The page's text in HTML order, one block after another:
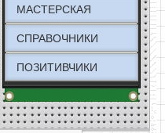
МАСТЕРСКАЯ
СПРАВОЧНИКИ
ПОЗИТИВЧИКИ